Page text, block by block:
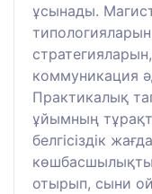
ұсынады.
коммуникация
Практикалық
ұйымның
белгісіздік
отырып, сыни